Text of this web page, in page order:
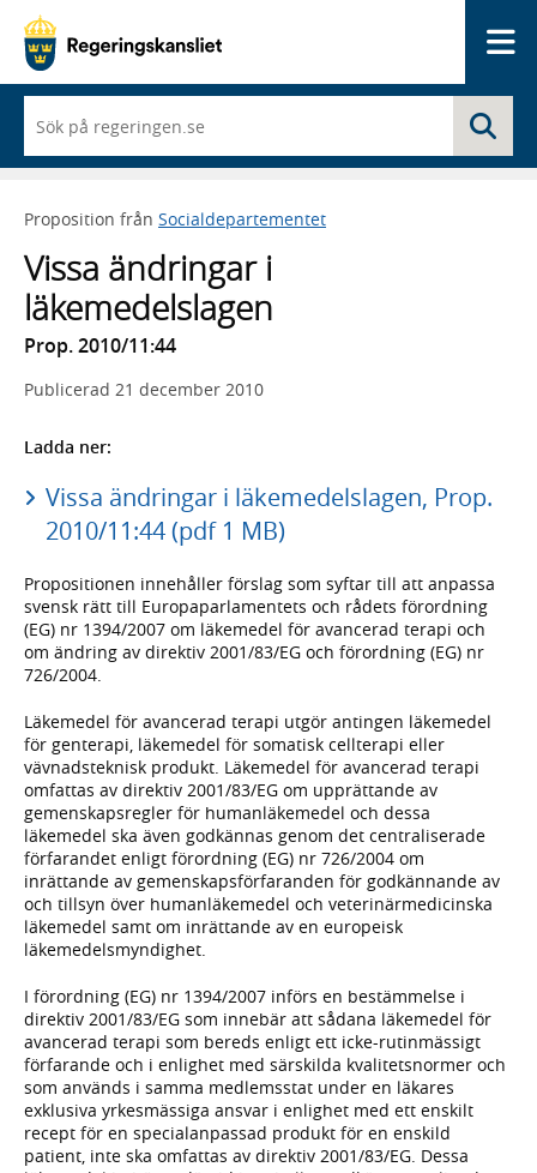
du
börjar
skriva
framträder
lista
med
sökförslag
Proposition från Socialdepartementet
Vissa ändringar i
läkemedelslagen
Prop. 2010/11:44
Publicerad 21 december 2010
Ladda ner:
Vissa ändringar i läkemedelslagen, Prop.
2010/11:44 (pdf 1 MB)
Propositionen innehåller förslag som syftar till att anpassa
svensk rätt till Europaparlamentets och rådets förordning
(EG) nr 1394/2007 om läkemedel för avancerad terapi och
om ändring av direktiv 2001/83/EG och förordning (EG) nr
726/2004.
Läkemedel för avancerad terapi utgör antingen läkemedel
för genterapi, läkemedel för somatisk cellterapi eller
vävnadsteknisk produkt. Läkemedel för avancerad terapi
omfattas av direktiv 2001/83/EG om upprättande av
gemenskapsregler för humanläkemedel och dessa
läkemedel ska även godkännas genom det centraliserade
förfarandet enligt förordning (EG) nr 726/2004 om
inrättande av gemenskapsförfaranden för godkännande av
och tillsyn över humanläkemedel och veterinärmedicinska
läkemedel samt om inrättande av en europeisk
läkemedelsmyndighet.
I förordning (EG) nr 1394/2007 införs en bestämmelse i
direktiv 2001/83/EG som innebär att sådana läkemedel för
avancerad terapi som bereds enligt ett icke-rutinmässigt
förfarande och i enlighet med särskilda kvalitetsnormer och
som används i samma medlemsstat under en läkares
exklusiva yrkesmässiga ansvar i enlighet med ett enskilt
recept för en specialanpassad produkt för en enskild
patient, inte ska omfattas av direktiv 2001/83/EG. Dessa